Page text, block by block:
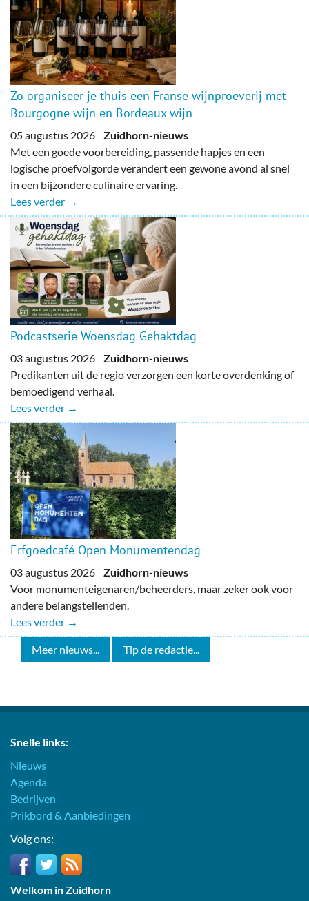
Zo organiseer je thuis een Franse wijnproeverij met
Bourgogne wijn en Bordeaux wijn
05 augustus 2026 Zuidhorn-nieuws
Met een goede voorbereiding, passende hapjes en een
logische proefvolgorde verandert een gewone avond al snel
in een bijzondere culinaire ervaring.
Lees verder →
Podcastserie Woensdag Gehaktdag
03 augustus 2026 Zuidhorn-nieuws
Predikanten uit de regio verzorgen een korte overdenking of
bemoedigend verhaal.
Lees verder →
Erfgoedcafé Open Monumentendag
03 augustus 2026 Zuidhorn-nieuws
Voor monumenteigenaren/beheerders, maar zeker ook voor
andere belangstellenden.
Lees verder →
Meer nieuws... Tip de redactie...
Snelle links:
Nieuws
Agenda
Bedrijven
Prikbord & Aanbiedingen
Volg ons:
Welkom in Zuidhorn